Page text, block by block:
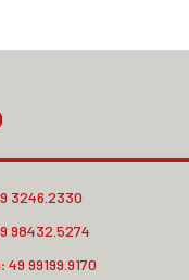
3246.2330
98432.5274
49 99199.9170